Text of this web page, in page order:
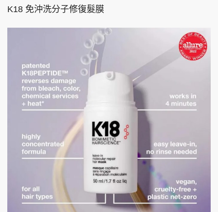
K18 免沖洗分子修復髮膜